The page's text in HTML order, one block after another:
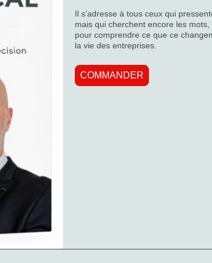
Il s’adresse à tous ceux qui
mais qui cherchent encore les
pour comprendre ce que ce
la vie des entreprises.
COMMANDER